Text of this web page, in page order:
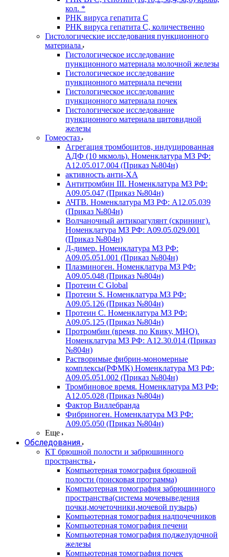
кол. *
РНК вируса гепатита C
РНК вируса гепатита C, количественно
Гистологические исследования пункционного
материала
Гистологическое исследование
пункционного материала молочной железы
Гистологическое исследование
пункционного материала печени
Гистологическое исследование
пункционного материала почек
Гистологическое исследование
пункционного материала щитовидной
железы
Гомеостаз
Агрегация тромбоцитов, индуцированная
АДФ (10 мкмоль). Номенклатура МЗ РФ:
A12.05.017.004 (Приказ №804н)
активность анти-ХА
Антитромбин III. Номенклатура МЗ РФ:
A09.05.047 (Приказ №804н)
АЧТВ. Номенклатура МЗ РФ: A12.05.039
(Приказ №804н)
Волчаночный антикоагулянт (скрининг).
Номенклатура МЗ РФ: A09.05.029.001
(Приказ №804н)
Д-димер. Номенклатура МЗ РФ:
A09.05.051.001 (Приказ №804н)
Плазминоген. Номенклатура МЗ РФ:
A09.05.048 (Приказ №804н)
Протеин C Global
Протеин S. Номенклатура МЗ РФ:
A09.05.126 (Приказ №804н)
Протеин С. Номенклатура МЗ РФ:
A09.05.125 (Приказ №804н)
Протромбин (время, по Квику, МНО).
Номенклатура МЗ РФ: A12.30.014 (Приказ
№804н)
Растворимые фибрин-мономерные
комплексы(РФМК) Номенклатура МЗ РФ:
A09.05.051.002 (Приказ №804н)
Тромбиновое время. Номенклатура МЗ РФ:
A12.05.028 (Приказ №804н)
Фактор Виллебранда
Фибриноген. Номенклатура МЗ РФ:
A09.05.050 (Приказ №804н)
Еще
Обследования
КТ брюшной полости и забрюшинного
пространства
Компьютерная томография брюшной
полости (поисковая программа)
Компьютерная томография забрюшинного
пространства(система мочевыведения
почки,мочеточники,мочевой пузырь)
Компьютерная томография надпочечников
Компьютерная томография печени
Компьютерная томография поджелудочной
железы
Компьютерная томография почек